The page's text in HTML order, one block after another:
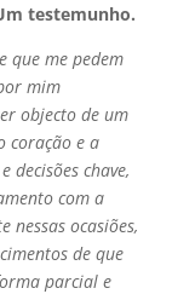
testemunho.
que me pedem
mim
objecto de um
coração e a
decisões chave,
com a
nessas ocasiões,
de que
parcial e